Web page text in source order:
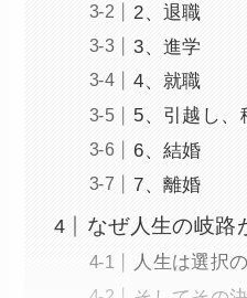
2、退職
3、進学
4、就職
5、引越し、
6、結婚
7、離婚
なぜ人生の岐路
人生は選択